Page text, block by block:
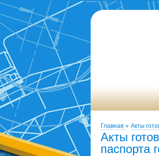
Главная » Акты
Акты
паспорта